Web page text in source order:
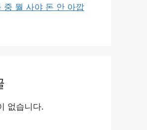
중 뭘 사야 돈 안 아깝
없습니다.